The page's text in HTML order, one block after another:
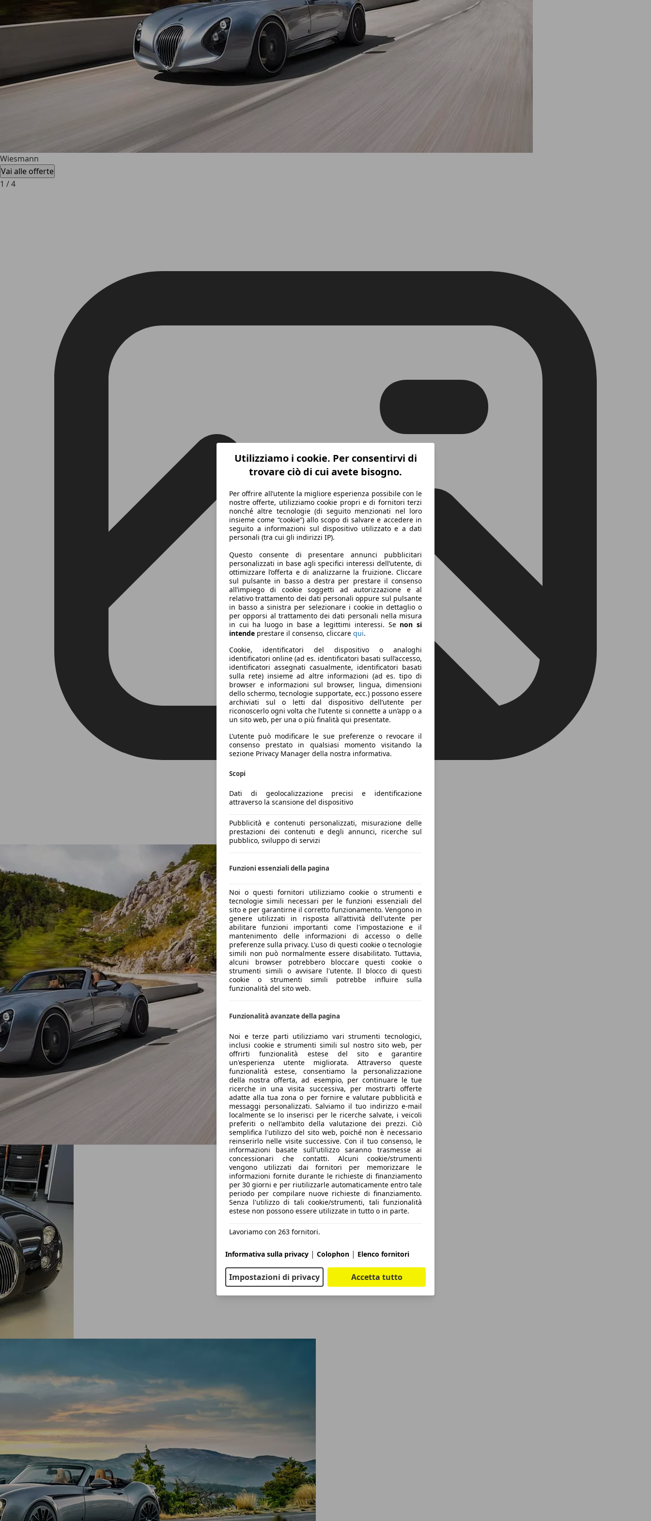
Wiesmann
Vai alle offerte
1 /4
Utilizziamo i cookie. Per consentirvi di
trovare ciò di cui avete bisogno.
Per offrire all’utente la migliore esperienza possibile con le
nostre offerte, utilizziamo cookie propri e di fornitori terzi
nonché altre tecnologie (di seguito menzionati nel loro
insieme come “cookie”) allo scopo di salvare e accedere in
seguito a informazioni sul dispositivo utilizzato e a dati
personali (tra cui gli indirizzi IP).
Questo consente di presentare annunci pubblicitari
personalizzati in base agli specifici interessi dell’utente, di
ottimizzare l’offerta e di analizzarne la fruizione. Cliccare
sul pulsante in basso a destra per prestare il consenso
all’impiego di cookie soggetti ad autorizzazione e al
relativo trattamento dei dati personali oppure sul pulsante
in basso a sinistra per selezionare i cookie in dettaglio o
per opporsi al trattamento dei dati personali nella misura
in cui ha luogo in base a legittimi interessi. Se non si
intende prestare il consenso, cliccare qui.
Cookie, identificatori del dispositivo o analoghi
identificatori online (ad es. identificatori basati sull’accesso,
identificatori assegnati casualmente, identificatori basati
sulla rete) insieme ad altre informazioni (ad es. tipo di
browser e informazioni sul browser, lingua, dimensioni
dello schermo, tecnologie supportate, ecc.) possono essere
archiviati sul o letti dal dispositivo dell’utente per
riconoscerlo ogni volta che l’utente si connette a un’app o a
un sito web, per una o più finalità qui presentate.
L’utente può modificare le sue preferenze o revocare il
consenso prestato in qualsiasi momento visitando la
sezione Privacy Manager della nostra informativa.
Scopi
Dati di geolocalizzazione precisi e identificazione
attraverso la scansione del dispositivo
Pubblicità e contenuti personalizzati, misurazione delle
prestazioni dei contenuti e degli annunci, ricerche sul
pubblico, sviluppo di servizi
Funzioni essenziali della pagina
Noi o questi fornitori utilizziamo cookie o strumenti e
tecnologie simili necessari per le funzioni essenziali del
sito e per garantirne il corretto funzionamento. Vengono in
genere utilizzati in risposta all'attività dell'utente per
abilitare funzioni importanti come l'impostazione e il
mantenimento delle informazioni di accesso o delle
preferenze sulla privacy. L'uso di questi cookie o tecnologie
simili non può normalmente essere disabilitato. Tuttavia,
alcuni browser potrebbero bloccare questi cookie o
strumenti simili o avvisare l'utente. Il blocco di questi
cookie o strumenti simili potrebbe influire sulla
funzionalità del sito web.
Funzionalità avanzate della pagina
Noi e terze parti utilizziamo vari strumenti tecnologici,
inclusi cookie e strumenti simili sul nostro sito web, per
offrirti funzionalità estese del sito e garantire
un'esperienza utente migliorata. Attraverso queste
funzionalità estese, consentiamo la personalizzazione
della nostra offerta, ad esempio, per continuare le tue
ricerche in una visita successiva, per mostrarti offerte
adatte alla tua zona o per fornire e valutare pubblicità e
messaggi personalizzati. Salviamo il tuo indirizzo e-mail
localmente se lo inserisci per le ricerche salvate, i veicoli
preferiti o nell'ambito della valutazione dei prezzi. Ciò
semplifica l'utilizzo del sito web, poiché non è necessario
reinserirlo nelle visite successive. Con il tuo consenso, le
informazioni basate sull'utilizzo saranno trasmesse ai
concessionari che contatti. Alcuni cookie/strumenti
vengono utilizzati dai fornitori per memorizzare le
informazioni fornite durante le richieste di finanziamento
per 30 giorni e per riutilizzarle automaticamente entro tale
periodo per compilare nuove richieste di finanziamento.
Senza l'utilizzo di tali cookie/strumenti, tali funzionalità
estese non possono essere utilizzate in tutto o in parte.
Lavoriamo con 263 fornitori.
Informativa sulla privacy | Colophon | Elenco fornitori
Impostazioni di privacy Accetta tutto